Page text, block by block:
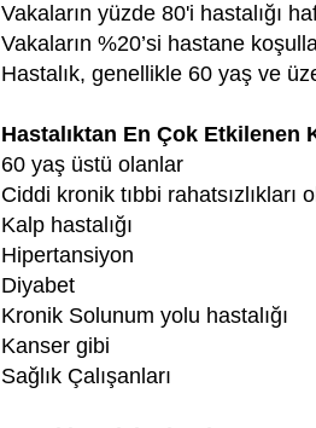
Vakaların yüzde 80'i hastalığı
Vakaların %20’si hastane
Hastalık, genellikle 60 yaş ve
Hastalıktan En Çok Etkilenen
60 yaş üstü olanlar
Ciddi kronik tıbbi rahatsızlıkları
Kalp hastalığı
Hipertansiyon
Diyabet
Kronik Solunum yolu hastalığı
Kanser gibi
Sağlık Çalışanları